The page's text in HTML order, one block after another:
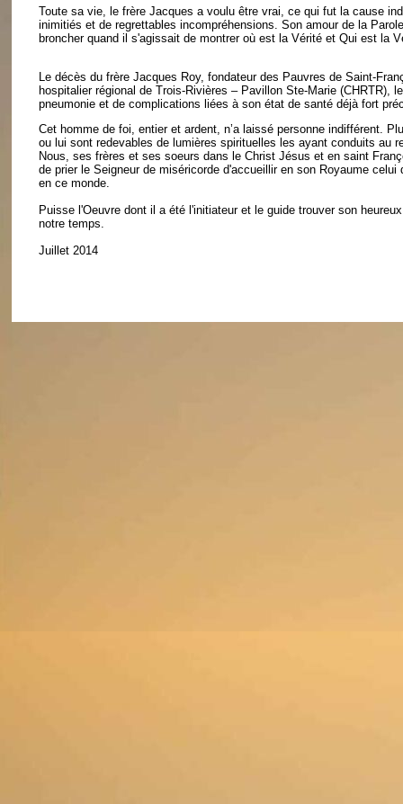
Toute sa vie, le frère Jacques a voulu être vrai, ce qui fut la cause
inimitiés et de regrettables incompréhensions. Son amour de la
broncher quand il s'agissait de montrer où est la Vérité et Qui est la
Le décès du frère Jacques Roy, fondateur des Pauvres de Saint-
hospitalier régional de Trois-Rivières – Pavillon Ste-Marie (CHRTR),
pneumonie et de complications liées à son état de santé déjà fort
Cet homme de foi, entier et ardent, n’a laissé personne indifférent.
ou lui sont redevables de lumières spirituelles les ayant conduits au
Nous, ses frères et ses soeurs dans le Christ Jésus et en saint
de prier le Seigneur de miséricorde d'accueillir en son Royaume
en ce monde.
Puisse l'Oeuvre dont il a été l'initiateur et le guide trouver son
notre temps.
Juillet 2014